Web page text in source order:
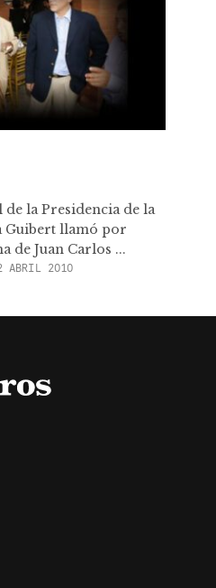
la Presidencia de la
Guibert llamó por
de Juan Carlos ...
ABRIL 2010